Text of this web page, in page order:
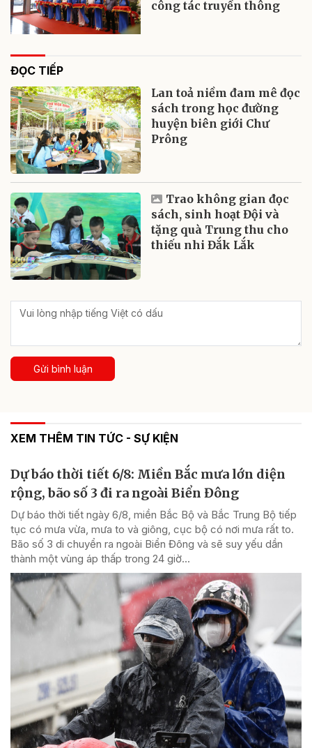
công tác truyền thông
ĐỌC TIẾP
Lan toả niềm đam mê đọc
sách trong học đường
huyện biên giới Chư
Prông
Trao không gian đọc
sách, sinh hoạt Đội và
tặng quà Trung thu cho
thiếu nhi Đắk Lắk
Gửi bình luận
XEM THÊM TIN TỨC - SỰ KIỆN
Dự báo thời tiết 6/8: Miền Bắc mưa lớn diện
rộng, bão số 3 đi ra ngoài Biển Đông
Dự báo thời tiết ngày 6/8, miền Bắc Bộ và Bắc Trung Bộ tiếp
tục có mưa vừa, mưa to và giông, cục bộ có nơi mưa rất to.
Bão số 3 di chuyển ra ngoài Biển Đông và sẽ suy yếu dần
thành một vùng áp thấp trong 24 giờ...